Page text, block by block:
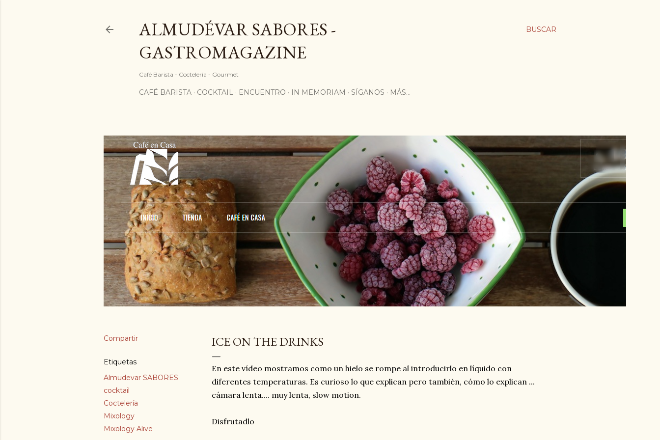
BUSCAR
ALMUDÉVAR SABORES -
GASTROMAGAZINE
Café Barista - Coctelería - Gourmet
CAFÉ BARISTA COCKTAIL ENCUENTRO IN MEMORIAM SÍGANOS MÁS…
Compartir
Etiquetas
Almudevar SABORES
cocktail
Coctelería
Mixology
Mixology Alive
ICE ON THE DRINKS
En este vídeo mostramos como un hielo se rompe al introducirlo en líquido con
diferentes temperaturas. Es curioso lo que explican pero también, cómo lo explican ...
cámara lenta.... muy lenta, slow motion.
Disfrutadlo